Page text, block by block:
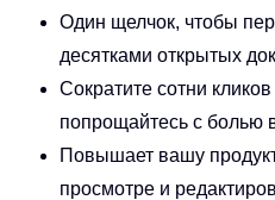
Один щелчок, чтобы
десятками открытых
Сократите сотни
попрощайтесь с болью
Повышает вашу
просмотре и